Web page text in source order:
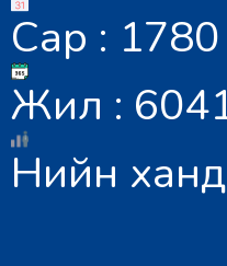
Сар : 1780
Жил :
Нийн